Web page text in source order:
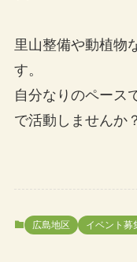
里山整備や動植物
す。
自分なりのペース
で活動しませんか？
広島地区 イベント募